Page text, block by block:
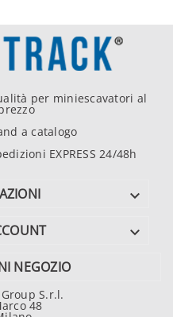
per miniescavatori al
a catalogo
EXPRESS 24/48h


NEGOZIO
S.r.l.
48